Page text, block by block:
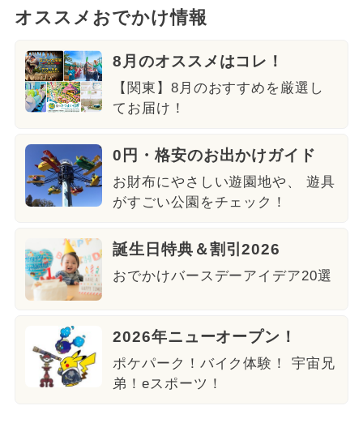
オススメおでかけ情報
8月のオススメはコレ！
【関東】8月のおすすめを厳選し
てお届け！
0円・格安のお出かけガイド
お財布にやさしい遊園地や、 遊具
がすごい公園をチェック！
誕生日特典＆割引2026
おでかけバースデーアイデア20選
2026年ニューオープン！
ポケパーク！バイク体験！ 宇宙兄
弟！eスポーツ！